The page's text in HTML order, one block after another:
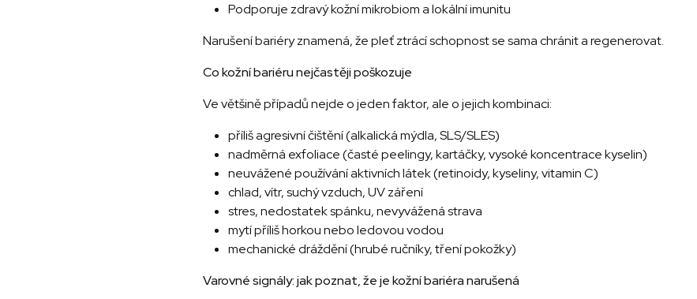
Podporuje zdravý kožní mikrobiom a lokální imunitu
Narušení bariéry znamená, že pleť ztrácí schopnost se sama chránit a regenerovat.
Co kožní bariéru nejčastěji poškozuje
Ve většině případů nejde o jeden faktor, ale o jejich kombinaci:
příliš agresivní čištění (alkalická mýdla, SLS/SLES)
nadměrná exfoliace (časté peelingy, kartáčky, vysoké koncentrace kyselin)
neuvážené používání aktivních látek (retinoidy, kyseliny, vitamin C)
chlad, vítr, suchý vzduch, UV záření
stres, nedostatek spánku, nevyvážená strava
mytí příliš horkou nebo ledovou vodou
mechanické dráždění (hrubé ručníky, tření pokožky)
Varovné signály: jak poznat, že je kožní bariéra narušená